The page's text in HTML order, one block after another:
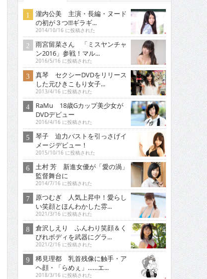
瀧内公美 主演・長編・ヌード
の初が３つ!!!ギラギ...
2014/10/16 に投稿された
雨宮留菜さん 「ミスヤンチャ
ン2016」参戦！マル...
2016/5/16 に投稿された
真琴 セクシーDVDをリリース
した元ひきこもり女子...
2013/4/16 に投稿された
RaMu 18歳Gカップ美少女が
DVDデビュー
2016/4/16 に投稿された
琴子 迫力バストを引っさげイ
メージデビュー！
2015/10/16 に投稿された
土村 芳 新進女優が「愛の渦」
監督舞台に
2014/7/16 に投稿された
原つむぎ 人気上昇中！愛らし
い笑顔とほんわかした雰...
2021/3/16 に投稿された
倉沢しえり ふんわり笑顔＆く
びれボディを武器にグラ...
2021/2/16 に投稿された
稀見理都 乳首残像に触手・ア
ヘ顔・「らめぇ」……エ...
2018/3/16 に投稿された